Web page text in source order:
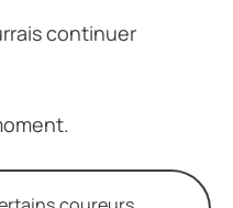
continuer